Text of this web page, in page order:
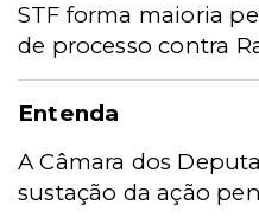
STF forma maioria
de processo contra
Entenda
A Câmara dos
sustação da ação